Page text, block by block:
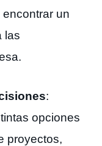
un
las
:
opciones
proyectos,